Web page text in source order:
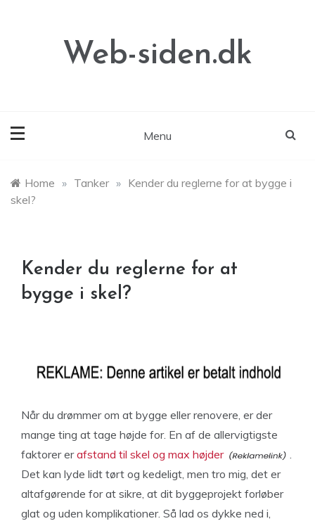
Web-siden.dk
Menu
Home » Tanker » Kender du reglerne for at bygge i
skel?
Kender du reglerne for at
bygge i skel?
Når du drømmer om at bygge eller renovere, er der
mange ting at tage højde for. En af de allervigtigste
faktorer erafstand til skel og max højder
.
Det kan lyde lidt tørt og kedeligt, men tro mig, det er
altafgørende for at sikre, at dit byggeprojekt forløber
glat og uden komplikationer. Så lad os dykke ned i,